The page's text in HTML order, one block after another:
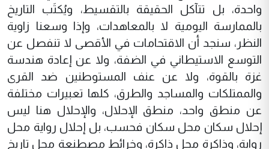
واحدة، بل تتآكل الحقيقة بالتقسيط، ويُكتَب التاريخ
بالممارسة اليومية لا بالمعاهدات، وإذا وسعنا زاوية
النظر، سنجد أن الاقتحامات في الأقصى لا تنفصل عن
التوسع الاستيطاني في الضفة، ولا عن إعادة هندسة
غزة بالقوة، ولا عن عنف المستوطنين ضد القرى
والممتلكات والمساجد والطرق، كلها تعبيرات مختلفة
عن منطق واحد، منطق الإحلال، والإحلال هنا ليس
إحلال سكان محل سكان فحسب، بل إحلال رواية محل
رواية، وذاكرة محل ذاكرة، وخرائط مصطنعة محل تاريخ